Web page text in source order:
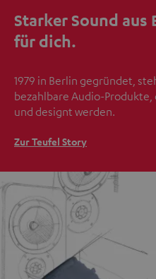
Starker Sound
für dich.
1979 in Berlin gegründet,
bezahlbare Audio-
und designt werden.
Zur Teufel Story